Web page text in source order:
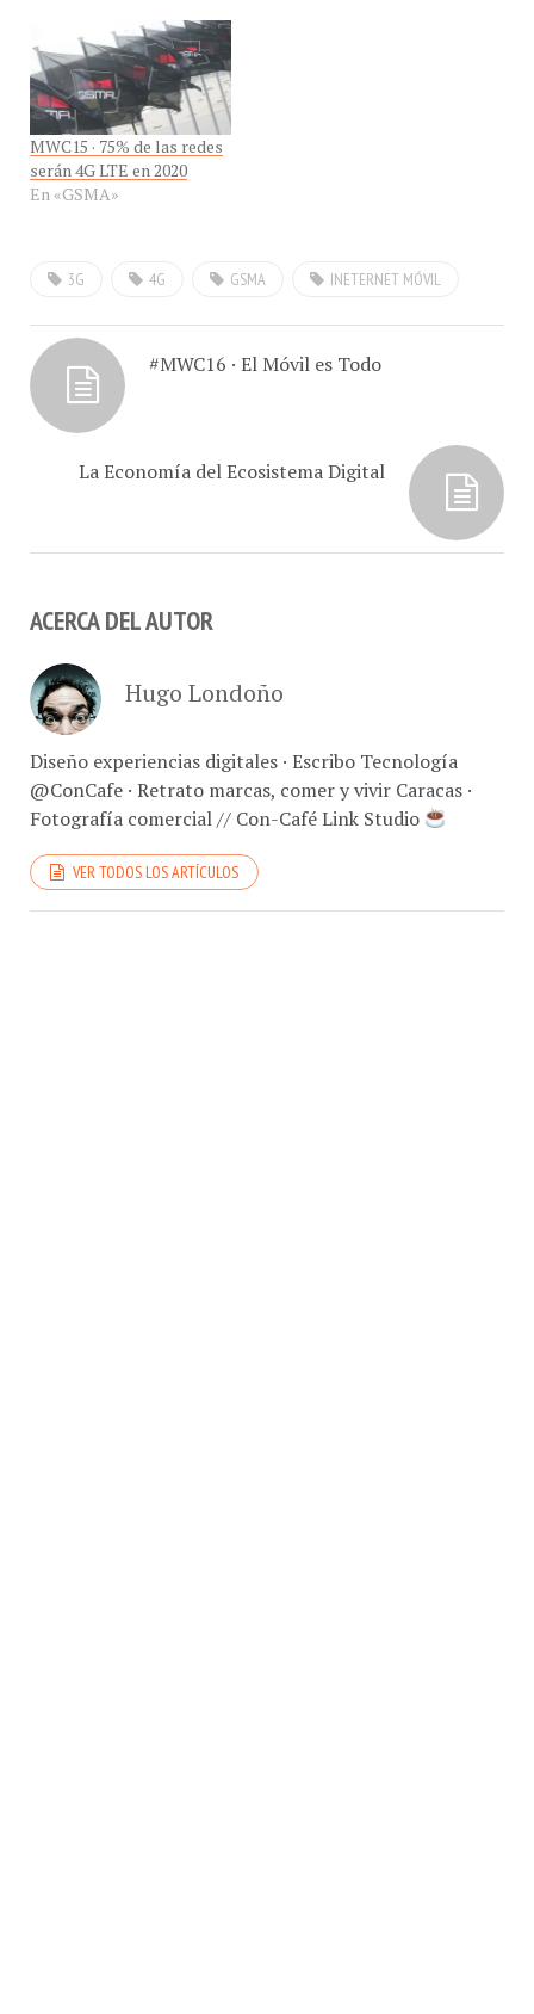
MWC15 · 75% de las redes
serán 4G LTE en 2020
En «GSMA»
3G 4G GSMA INETERNET MÓVIL
#MWC16 · El Móvil es Todo
La Economía del Ecosistema Digital
ACERCA DEL AUTOR
Hugo Londoño
Diseño experiencias digitales · Escribo Tecnología
@ConCafe · Retrato marcas, comer y vivir Caracas ·
Fotografía comercial // Con-Café Link Studio
VER TODOS LOS ARTÍCULOS